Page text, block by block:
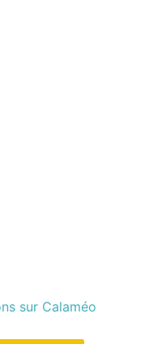
sur Calaméo